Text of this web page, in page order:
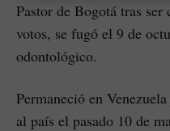
Pastor de Bogotá tras
votos, se fugó el 9 de
odontológico.
Permaneció en
al país el pasado 10 de